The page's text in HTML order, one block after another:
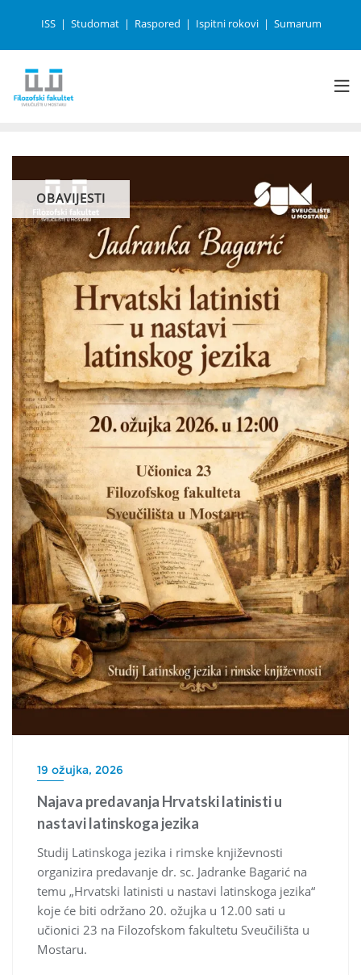
ISS Studomat Raspored Ispitni rokovi Sumarum
OBAVIJESTI
19 ožujka, 2026
Najava predavanja Hrvatski latinisti u
nastavi latinskoga jezika
Studij Latinskoga jezika i rimske književnosti
organizira predavanje dr. sc. Jadranke Bagarić na
temu „Hrvatski latinisti u nastavi latinskoga jezika“
koje će biti održano 20. ožujka u 12.00 sati u
učionici 23 na Filozofskom fakultetu Sveučilišta u
Mostaru.